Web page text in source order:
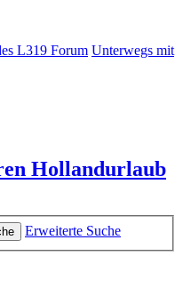
L319 Forum Unterwegs mit
Hollandurlaub
Erweiterte Suche